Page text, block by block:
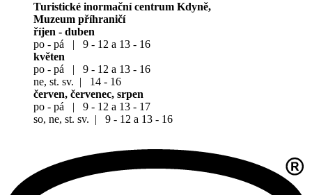
Turistické inormační centrum Kdyně,
Muzeum příhraničí
říjen - duben
po - pá | 9 - 12 a 13 - 16
květen
po - pá | 9 - 12 a 13 - 16
ne, st. sv. | 14 - 16
červen, červenec, srpen
po - pá | 9 - 12 a 13 - 17
so, ne, st. sv. | 9 - 12 a 13 - 16